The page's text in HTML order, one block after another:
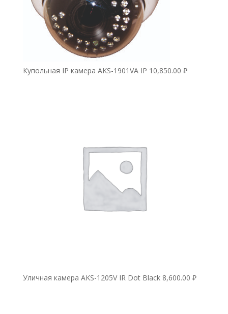
Купольная IP камера AKS-1901VA IP 10,850.00 ₽
Уличная камера AKS-1205V IR Dot Black 8,600.00 ₽